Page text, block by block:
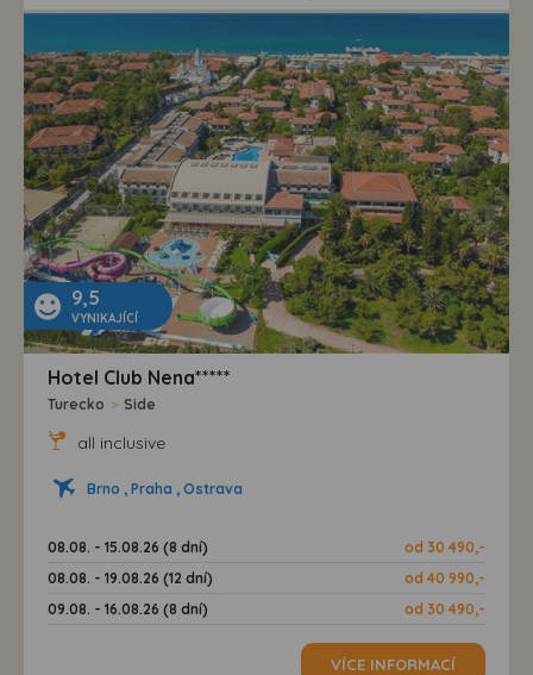
9,5
VYNIKAJÍCÍ
Hotel Club Nena*****
Turecko > Side
all inclusive
Brno , Praha , Ostrava
08.08. - 15.08.26 (8 dní)
od 30 490,-
08.08. - 19.08.26 (12 dní)
od 40 990,-
09.08. - 16.08.26 (8 dní)
od 30 490,-
VÍCE INFORMACÍ